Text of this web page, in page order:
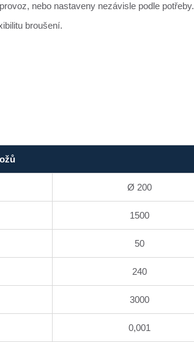
nebo nastaveny nezávisle podle potřeby.
broušení.
Ø 200
1500
50
240
3000
0,001